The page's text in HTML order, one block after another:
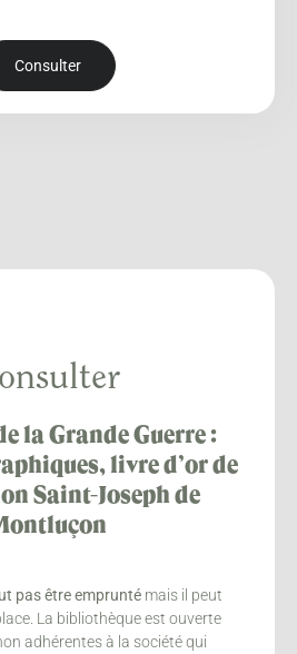
Consulter
la Grande Guerre :
livre d’or de
Saint-Joseph de
pas être empruntémais il peut
La bibliothèque est ouverte
adhérentes à la société qui